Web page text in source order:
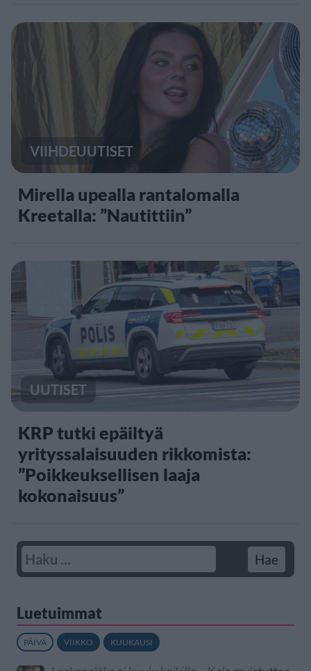
VIIHDEUUTISET
Mirella upealla rantalomalla
Kreetalla: ”Nautittiin”
UUTISET
KRP tutki epäiltyä
yrityssalaisuuden rikkomista:
”Poikkeuksellisen laaja
kokonaisuus”
Luetuimmat
PÄIVÄ VIIKKO KUUKAUSI